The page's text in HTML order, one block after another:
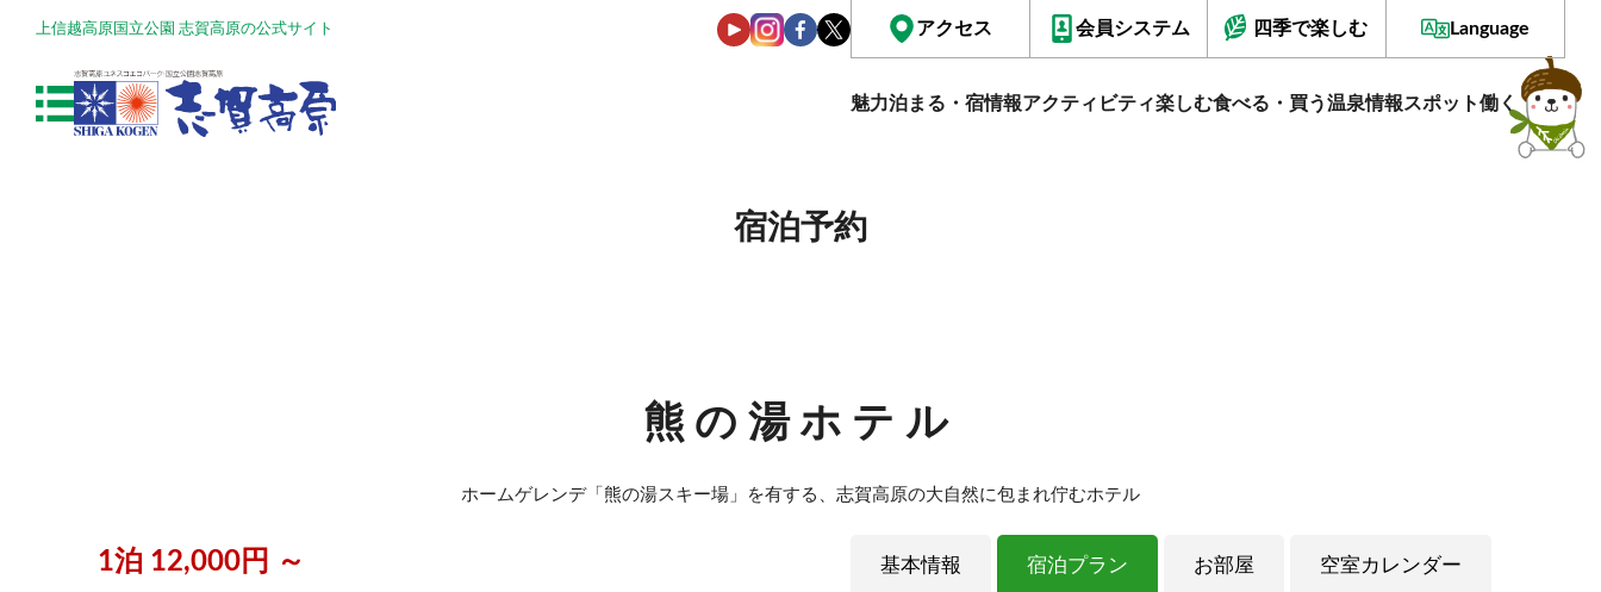
上信越高原国立公園 志賀高原の公式サイト アクセス 会員システム 四季で楽しむ Language
魅力泊まる・宿情報アクティビティ楽しむ食べる・買う温泉情報スポット働く
宿泊予約
熊の湯ホテル
ホームゲレンデ「熊の湯スキー場」を有する、志賀高原の大自然に包まれ佇むホテル
1泊 12,000円 ～ 基本情報 宿泊プラン お部屋 空室カレンダー